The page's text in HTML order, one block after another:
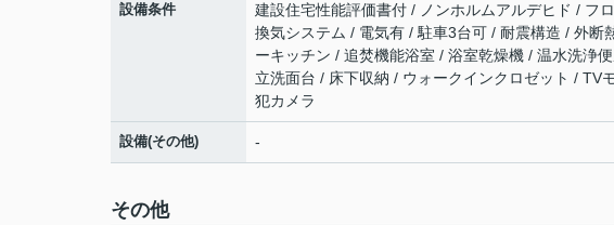
設備条件
建設住宅性能評価書付 / ノンホルムアルデヒド / フ
換気システム / 電気有 / 駐車3台可 / 耐震構造 / 外
ーキッチン / 追焚機能浴室 / 浴室乾燥機 / 温水洗浄
立洗面台 / 床下収納 / ウォークインクロゼット / TV
犯カメラ
設備(その他) -
その他